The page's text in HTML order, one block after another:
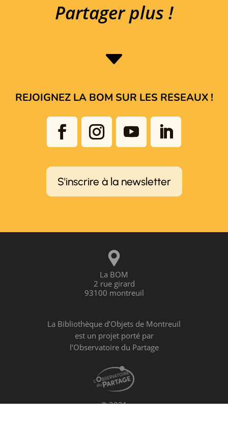
Partager plus !
C
REJOIGNEZ LA BOM SUR LES RÉSEAUX !
S'inscrire à la newsletter
La BOM
2 rue girard
93100 montreuil
La Bibliothèque d’Objets de Montreuil
est un projet porté par
l’Observatoire du Partage
© 2021